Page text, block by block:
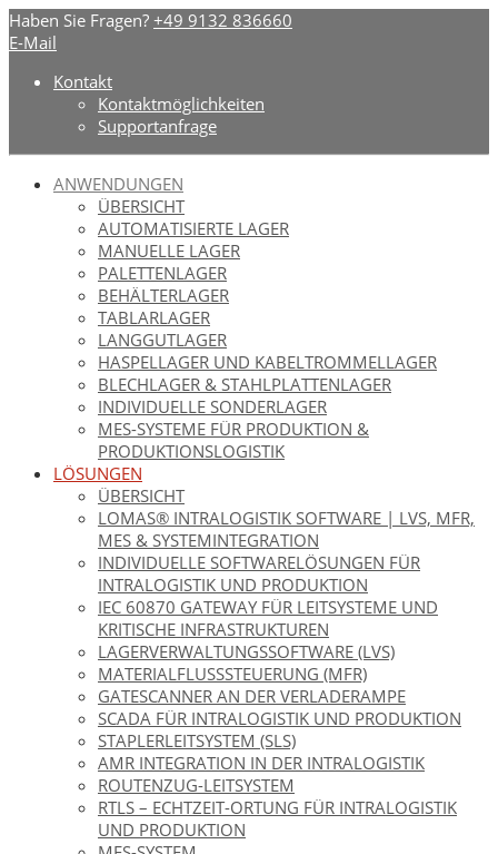
Haben Sie Fragen? +49 9132 836660
E-Mail
Kontakt
Kontaktmöglichkeiten
Supportanfrage
Artschwager + Kohl – Intralogistik Software, zur Startseite
ANWENDUNGEN
ÜBERSICHT
AUTOMATISIERTE LAGER
MANUELLE LAGER
PALETTENLAGER
BEHÄLTERLAGER
TABLARLAGER
LANGGUTLAGER
HASPELLAGER UND KABELTROMMELLAGER
BLECHLAGER & STAHLPLATTENLAGER
INDIVIDUELLE SONDERLAGER
MES-SYSTEME FÜR PRODUKTION &
PRODUKTIONSLOGISTIK
LÖSUNGEN
ÜBERSICHT
LOMAS® INTRALOGISTIK SOFTWARE | LVS, MFR,
MES & SYSTEMINTEGRATION
INDIVIDUELLE SOFTWARELÖSUNGEN FÜR
INTRALOGISTIK UND PRODUKTION
IEC 60870 GATEWAY FÜR LEITSYSTEME UND
KRITISCHE INFRASTRUKTUREN
LAGERVERWALTUNGSSOFTWARE (LVS)
MATERIALFLUSSSTEUERUNG (MFR)
GATESCANNER AN DER VERLADERAMPE
SCADA FÜR INTRALOGISTIK UND PRODUKTION
STAPLERLEITSYSTEM (SLS)
AMR INTEGRATION IN DER INTRALOGISTIK
ROUTENZUG-LEITSYSTEM
RTLS – ECHTZEIT-ORTUNG FÜR INTRALOGISTIK
UND PRODUKTION